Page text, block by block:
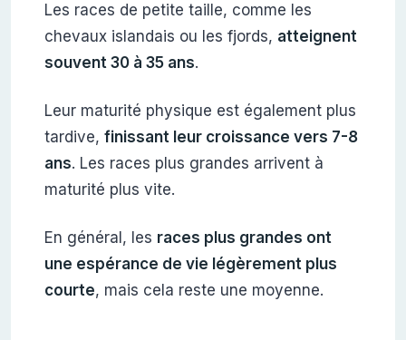
Les races de petite taille, comme les
chevaux islandais ou les fjords, atteignent
souvent 30 à 35 ans.
Leur maturité physique est également plus
tardive, finissant leur croissance vers 7-8
ans. Les races plus grandes arrivent à
maturité plus vite.
En général, les races plus grandes ont
une espérance de vie légèrement plus
courte, mais cela reste une moyenne.